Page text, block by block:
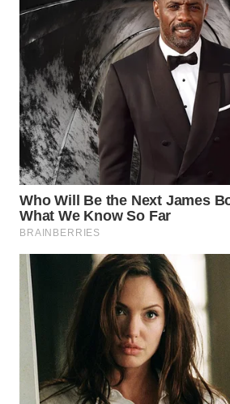
WN
CIREBON
WN
INDRAMAYU
WN
KUNINGAN
WN
MAJALENGKA
SUBANG
SUKABUMI
WN